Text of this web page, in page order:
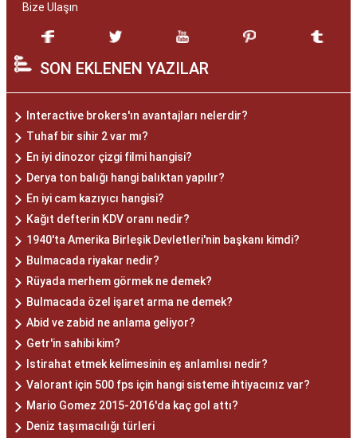
Bize Ulaşın
SON EKLENEN YAZILAR
Interactive brokers'ın avantajları nelerdir?
Tuhaf bir sihir 2 var mı?
En iyi dinozor çizgi filmi hangisi?
Derya ton balığı hangi balıktan yapılır?
En iyi cam kazıyıcı hangisi?
Kağıt defterin KDV oranı nedir?
1940'ta Amerika Birleşik Devletleri'nin başkanı kimdi?
Bulmacada riyakar nedir?
Rüyada merhem görmek ne demek?
Bulmacada özel işaret arma ne demek?
Abid ve zabid ne anlama geliyor?
Getr'in sahibi kim?
Istirahat etmek kelimesinin eş anlamlısı nedir?
Valorant için 500 fps için hangi sisteme ihtiyacınız var?
Mario Gomez 2015-2016'da kaç gol attı?
Deniz taşımacılığı türleri